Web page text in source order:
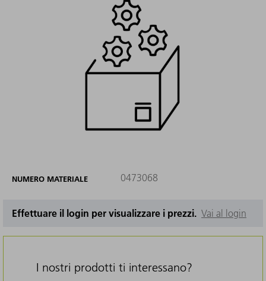
NUMERO MATERIALE 0473068
Effettuare il login per visualizzare i prezzi. Vai al login
I nostri prodotti ti interessano?